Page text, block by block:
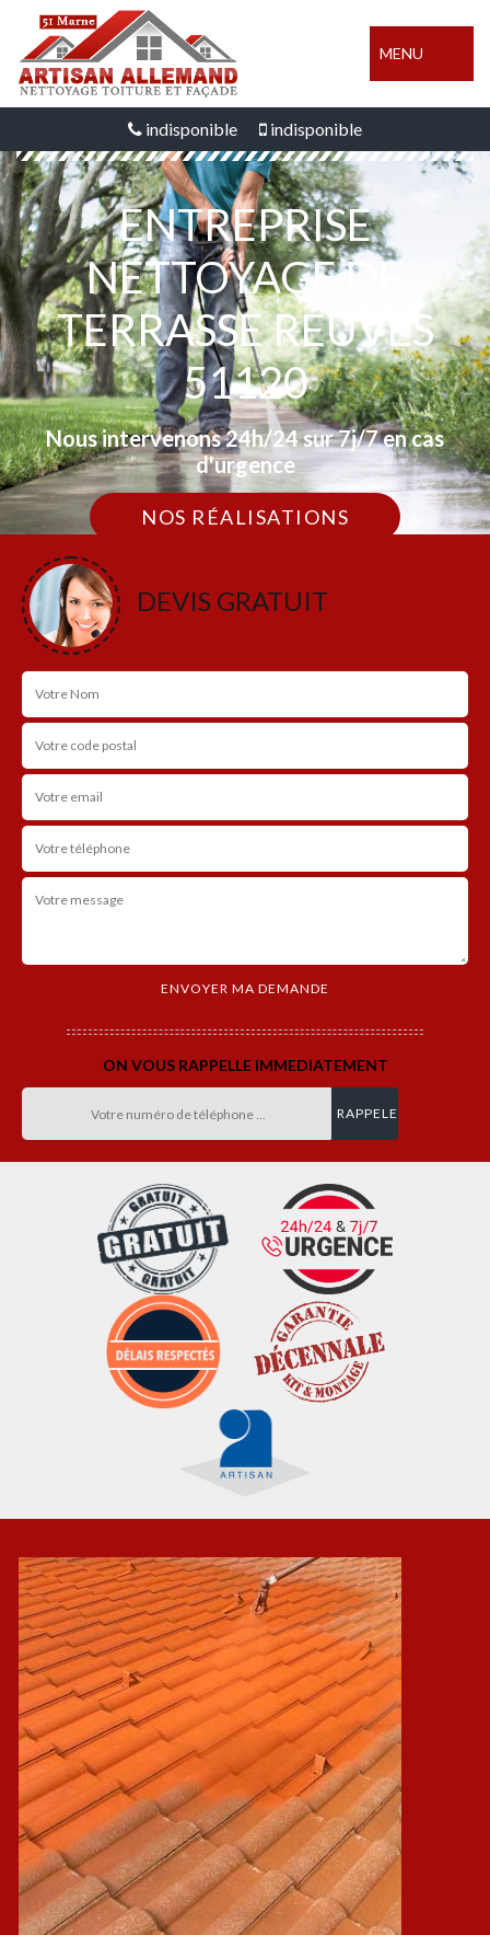
MENU
indisponible indisponible
ENTREPRISE
NETTOYAGE DE
TERRASSE REUVES
51120
Nous intervenons 24h/24 sur 7j/7 en cas
d'urgence
NOS RÉALISATIONS
DEVIS GRATUIT
ON VOUS RAPPELLE IMMEDIATEMENT